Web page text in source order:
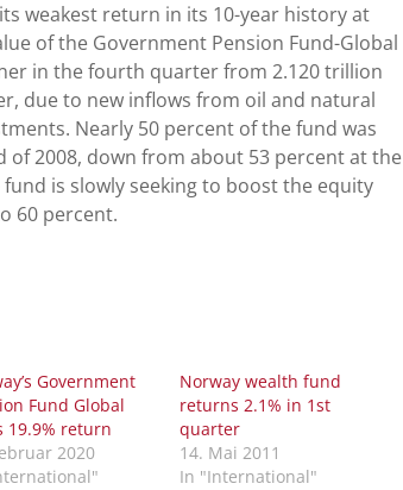
weakest return in its 10-year history at
of the Government Pension Fund-Global
in the fourth quarter from 2.120 trillion
due to new inflows from oil and natural
Nearly 50 percent of the fund was
of 2008, down from about 53 percent at the
is slowly seeking to boost the equity
60 percent.
Government
Fund Global
19.9% return
2020
Norway wealth fund
returns 2.1% in 1st
quarter
14. Mai 2011
In "International"